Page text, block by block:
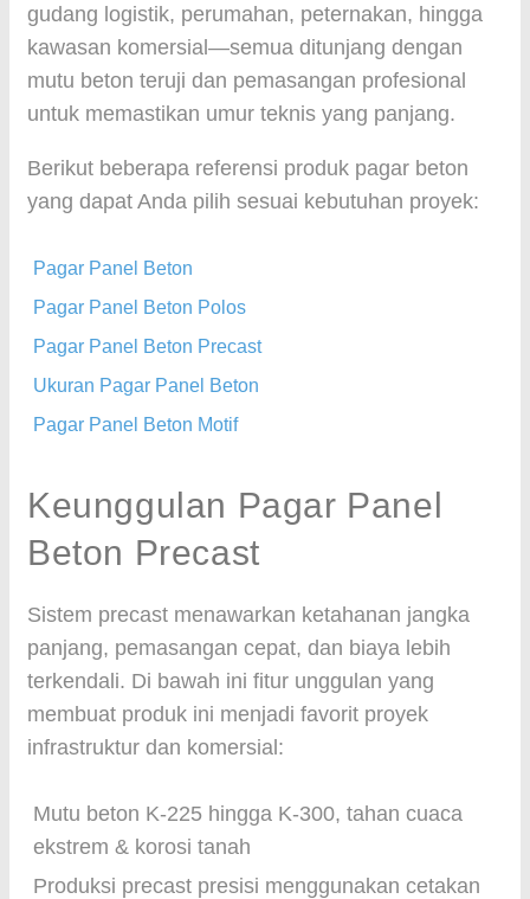
gudang logistik, perumahan, peternakan, hingga
kawasan komersial—semua ditunjang dengan
mutu beton teruji dan pemasangan profesional
untuk memastikan umur teknis yang panjang.
Berikut beberapa referensi produk pagar beton
yang dapat Anda pilih sesuai kebutuhan proyek:
Pagar Panel Beton
Pagar Panel Beton Polos
Pagar Panel Beton Precast
Ukuran Pagar Panel Beton
Pagar Panel Beton Motif
Keunggulan Pagar Panel
Beton Precast
Sistem precast menawarkan ketahanan jangka
panjang, pemasangan cepat, dan biaya lebih
terkendali. Di bawah ini fitur unggulan yang
membuat produk ini menjadi favorit proyek
infrastruktur dan komersial:
Mutu beton K-225 hingga K-300, tahan cuaca
ekstrem & korosi tanah
Produksi precast presisi menggunakan cetakan